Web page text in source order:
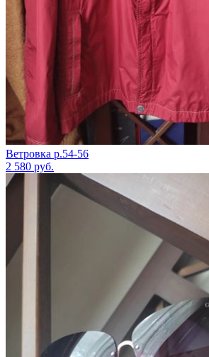
Ветровка р.54-56
2 580 руб.